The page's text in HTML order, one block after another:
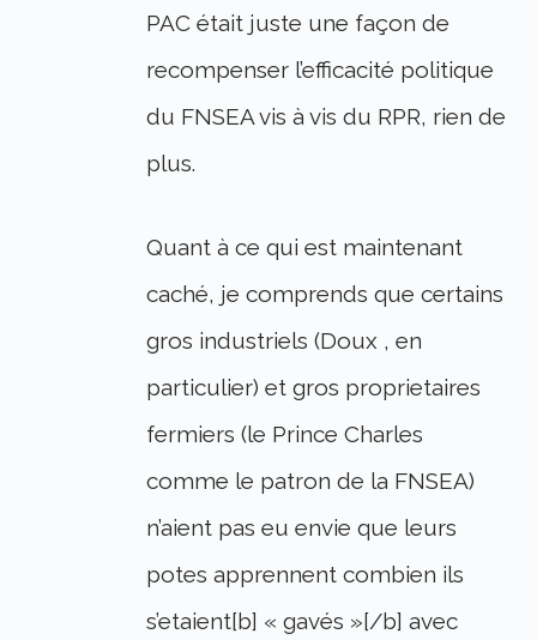
PAC était juste une façon de
recompenser l’efficacité politique
du FNSEA vis à vis du RPR, rien de
plus.
Quant à ce qui est maintenant
caché, je comprends que certains
gros industriels (Doux , en
particulier) et gros proprietaires
fermiers (le Prince Charles
comme le patron de la FNSEA)
n’aient pas eu envie que leurs
potes apprennent combien ils
s’etaient[b] « gavés »[/b] avec